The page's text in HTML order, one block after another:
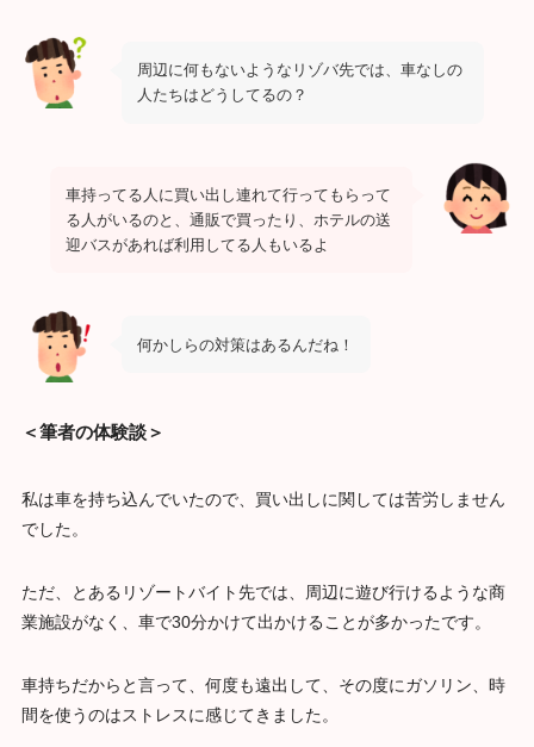
周辺に何もないようなリゾバ先では、車なしの
人たちはどうしてるの？
車持ってる人に買い出し連れて行ってもらって
る人がいるのと、通販で買ったり、ホテルの送
迎バスがあれば利用してる人もいるよ
何かしらの対策はあるんだね！
＜筆者の体験談＞
私は車を持ち込んでいたので、買い出しに関しては苦労しません
でした。
ただ、とあるリゾートバイト先では、周辺に遊び行けるような商
業施設がなく、車で30分かけて出かけることが多かったです。
車持ちだからと言って、何度も遠出して、その度にガソリン、時
間を使うのはストレスに感じてきました。